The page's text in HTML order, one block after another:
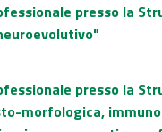
presso la
presso la
morfologica,